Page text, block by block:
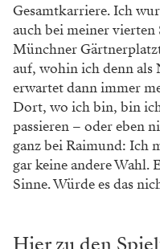
Gesamtkarriere. Ich
auch bei meiner
Münchner
auf, wohin ich denn als
erwartet dann immer
Dort, wo ich bin, bin
passieren – oder eben
ganz bei Raimund: Ich
gar keine andere
Sinne. Würde es das
Hier zu den